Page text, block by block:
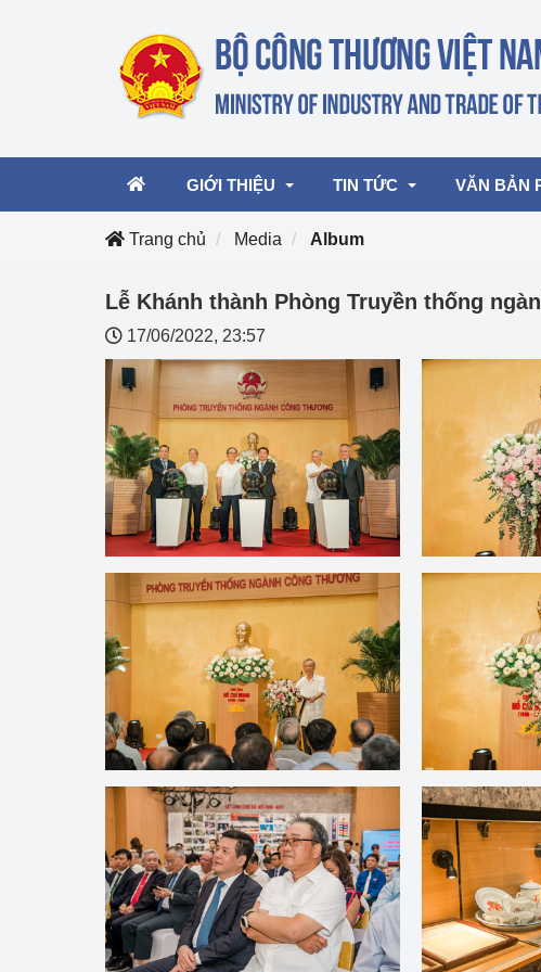
GIỚI THIỆU
Lãnh đạo Bộ
Chức năng nhiệm vụ
Cơ cấu tổ chức
TIN TỨC
Hoạt động
Hoạt
nước
Hoạt
Hoạt
mại, Dịch vụ Việt Nam 2026
Công Thương 57
Hoạt động của Bộ trưởng
Công Thương - Công luận
Họp
Điểm
Chuyển đổi số
Lịch sử phát triển
Bản tin Thị trường Nông
Phát triển nguồn nhân lực
Phát triển bền vững
động
Bộ
Tổ
động
làm
hiểm
Văn hóa ngành Công
Tái cơ cấu ngành Công
Quản lý thị trường
Sử dụng năng lượng tiết
Hiệu
VĂN BẢN
Văn bản
Văn bản
Trang chủ Media Album
Lễ Khánh thành Phòng Truyền thống
17/06/2022, 23:57